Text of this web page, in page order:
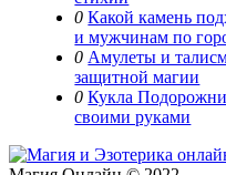
0 Какой камень
и мужчинам по
0 Амулеты и
защитной магии
0 Кукла
своими руками